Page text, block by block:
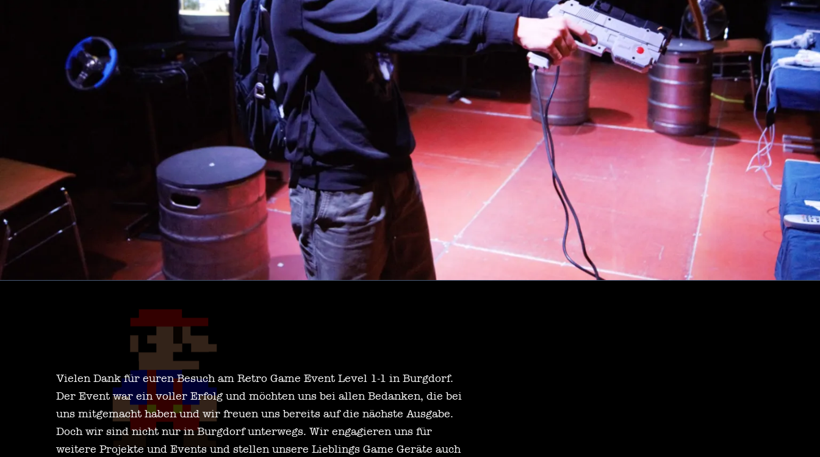
Vielen Dank für euren Besuch am Retro Game Event Level 1-1 in Burgdorf.
Der Event war ein voller Erfolg und möchten uns bei allen Bedanken, die bei
uns mitgemacht haben und wir freuen uns bereits auf die nächste Ausgabe.
Doch wir sind nicht nur in Burgdorf unterwegs. Wir engagieren uns für
weitere Projekte und Events und stellen unsere Lieblings Game Geräte auch